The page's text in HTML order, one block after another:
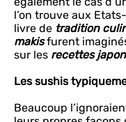
l’on trouve aux
livre de tradition
makisfurent
sur les recettes
Les sushis
Beaucoup